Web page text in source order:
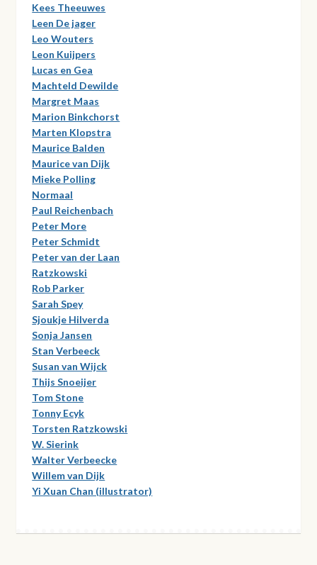
Kees Theeuwes
Leen De jager
Leo Wouters
Leon Kuijpers
Lucas en Gea
Machteld Dewilde
Margret Maas
Marion Binkchorst
Marten Klopstra
Maurice Balden
Maurice van Dijk
Mieke Polling
Normaal
Paul Reichenbach
Peter More
Peter Schmidt
Peter van der Laan
Ratzkowski
Rob Parker
Sarah Spey
Sjoukje Hilverda
Sonja Jansen
Stan Verbeeck
Susan van Wijck
Thijs Snoeijer
Tom Stone
Tonny Ecyk
Torsten Ratzkowski
W. Sierink
Walter Verbeecke
Willem van Dijk
Yi Xuan Chan (illustrator)